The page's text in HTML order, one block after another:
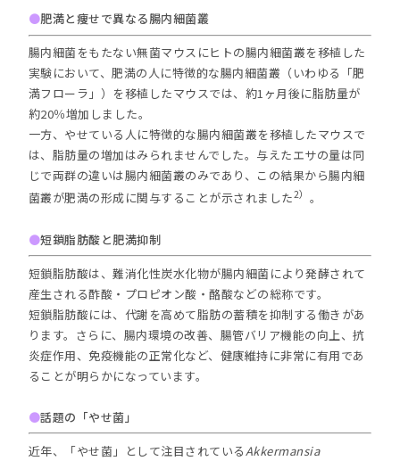
●肥満と痩せで異なる腸内細菌叢
腸内細菌をもたない無菌マウスにヒトの腸内細菌叢を移植した
実験において、肥満の人に特徴的な腸内細菌叢（いわゆる「肥
満フローラ」）を移植したマウスでは、約1ヶ月後に脂肪量が
約20％増加しました。
一方、やせている人に特徴的な腸内細菌叢を移植したマウスで
は、脂肪量の増加はみられませんでした。与えたエサの量は同
じで両群の違いは腸内細菌叢のみであり、この結果から腸内細
菌叢が肥満の形成に関与することが示されました2） 。
●短鎖脂肪酸と肥満抑制
短鎖脂肪酸は、難消化性炭水化物が腸内細菌により発酵されて
産生される酢酸・プロピオン酸・酪酸などの総称です。
短鎖脂肪酸には、代謝を高めて脂肪の蓄積を抑制する働きがあ
ります。さらに、腸内環境の改善、腸管バリア機能の向上、抗
炎症作用、免疫機能の正常化など、健康維持に非常に有用であ
ることが明らかになっています。
●話題の「やせ菌」
近年、「やせ菌」として注目されている Akkermansia